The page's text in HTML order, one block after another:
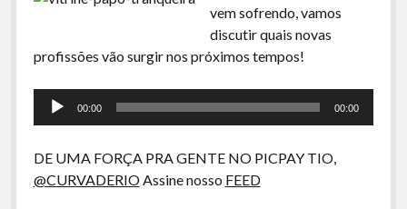
Rachão na Beira do RIo
Arquivo CDR
A Ripa É a Lei
Especiais
Rafael Almeida
vem sofrendo, vamos
discutir quais novas
profissões vão surgir nos próximos tempos!
Tocador
00:00 00:00
DE UMA FORÇA PRA GENTE NO PICPAY TIO,
@CURVADERIOAssine nosso FEED